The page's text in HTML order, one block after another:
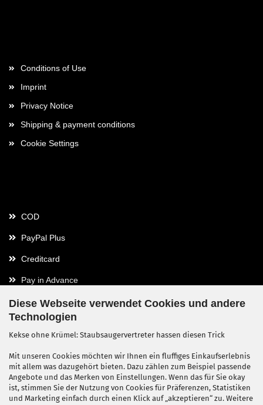
Diese Webseite verwendet Cookies und andere
Technologien
Kekse ohne Krümel: Staubsaugervertreter hassen diesen Trick
Mit unseren Cookies möchten wir Ihnen ein fluffiges Einkaufserlebnis
mit allem was dazugehört bieten. Dazu zählen zum Beispiel passende
Angebote und das Merken von Einstellungen. Wenn das für Sie okay
ist, stimmen Sie der Nutzung von Cookies für Präferenzen, Statistiken
und Marketing einfach durch einen Klick auf „akzeptieren“ zu. Weitere
Conditions of Use
Imprint
Privacy Notice
Shipping & payment conditions
Cookie Settings
COD
PayPal Plus
Creditcard
Pay in Advance
Contact
Contact / Form
Callback Service